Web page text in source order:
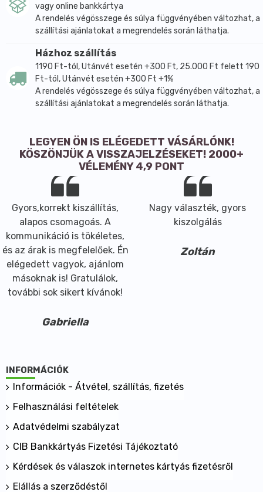
vagy online bankkártya
A rendelés végösszege és súlya függvényében változhat, a
szállítási ajánlatokat a megrendelés során láthatja.
Házhoz szállítás
1190 Ft-tól, Utánvét esetén +300 Ft, 25.000 Ft felett 190
Ft-tól, Utánvét esetén +300 Ft +1%
A rendelés végösszege és súlya függvényében változhat, a
szállítási ajánlatokat a megrendelés során láthatja.
LEGYEN ÖN IS ELÉGEDETT VÁSÁRLÓNK!
KÖSZÖNJÜK A VISSZAJELZÉSEKET! 2000+
VÉLEMÉNY 4,9 PONT
Gyors,korrekt kiszállítás,
alapos csomagoás. A
kommunikáció is tökéletes,
és az árak is megfelelőek. Én
elégedett vagyok, ajánlom
másoknak is! Gratulálok,
további sok sikert kívánok!
Gabriella
Nagy választék, gyors
kiszolgálás
Zoltán
INFORMÁCIÓK
Információk - Átvétel, szállítás, fizetés
Felhasználási feltételek
Adatvédelmi szabályzat
CIB Bankkártyás Fizetési Tájékoztató
Kérdések és válaszok internetes kártyás fizetésről
Elállás a szerződéstől